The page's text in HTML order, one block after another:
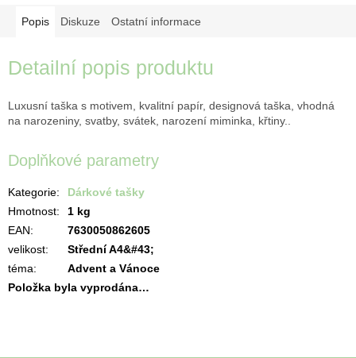
Popis Diskuze Ostatní informace
Detailní popis produktu
Luxusní taška s motivem, kvalitní papír, designová taška, vhodná
na narozeniny, svatby, svátek, narození miminka, křtiny..
Doplňkové parametry
Kategorie:
Dárkové tašky
Hmotnost:
1 kg
EAN:
7630050862605
velikost:
Střední A4&#43;
téma:
Advent a Vánoce
Položka byla vyprodána…